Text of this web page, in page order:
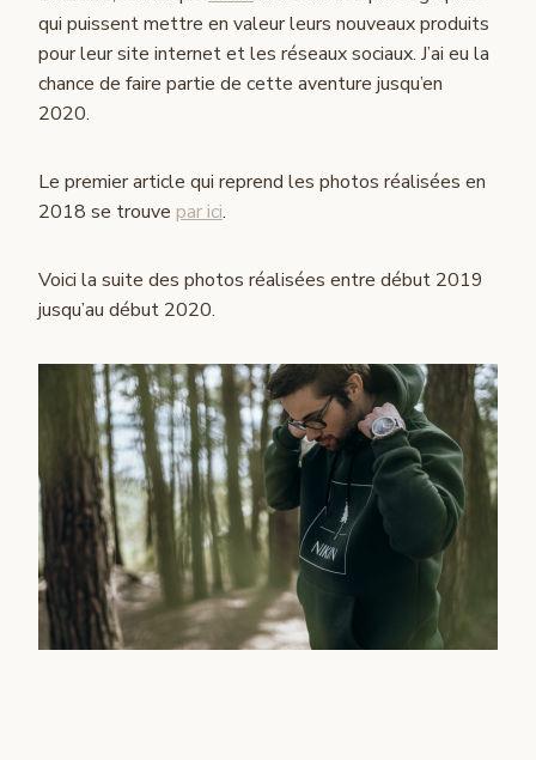
qui puissent mettre en valeur leurs nouveaux produits
pour leur site internet et les réseaux sociaux. J’ai eu la
chance de faire partie de cette aventure jusqu’en
2020.
Le premier article qui reprend les photos réalisées en
2018 se trouve par ici.
Voici la suite des photos réalisées entre début 2019
jusqu’au début 2020.